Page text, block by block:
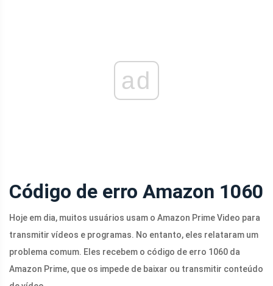
ad
Código de erro Amazon 1060
Hoje em dia, muitos usuários usam o Amazon Prime Video para
transmitir vídeos e programas. No entanto, eles relataram um
problema comum. Eles recebem o código de erro 1060 da
Amazon Prime, que os impede de baixar ou transmitir conteúdo